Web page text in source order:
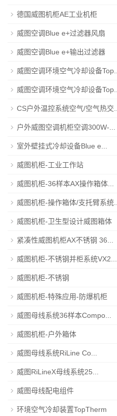
德国威图机柜AE工业机柜
威图空调Blue e+过滤器风扇
威图空调Blue e+输出过滤器
威图空调环境空气冷却设备Top...
威图空调环境空气冷却设备Top...
CS户外温控系统空气/空气热交...
户外威图空调机柜空调300W-...
室外壁挂式冷却设备Blue e...
威图机柜-工业工作站
威图机柜-36样本AX操作箱体...
威图机柜-操作箱体/支托臂系统...
威图机柜-卫生型设计威图箱体
紧凑性威图机柜AX不锈钢 36...
威图机柜-不锈钢并柜系统VX2...
威图机柜-不锈钢
威图机柜-特殊应用-防爆机柜
威图母线系统36样本Compo...
威图机柜-户外箱体
威图母线系统RiLine Co...
威图RiLineX母线系统25...
威图母线配电组件
环境空气冷却装置TopTherm